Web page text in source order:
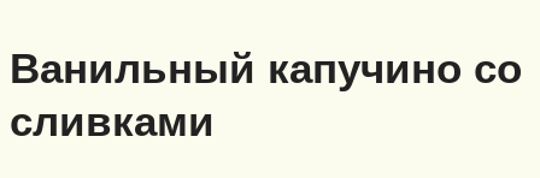
Ванильный капучино со
сливками